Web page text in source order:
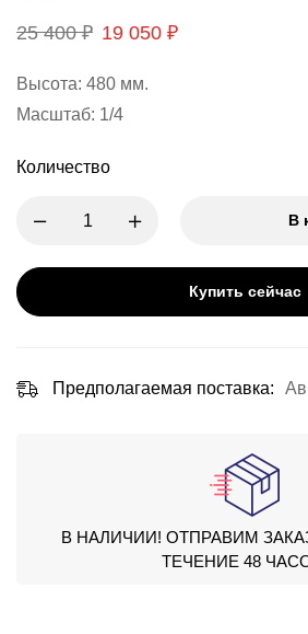
25 400₽ 19 050 ₽
Высота: 480 мм.
Масштаб: 1/4
Количество
В
Купить сейчас
Предполагаемая поставка:
В НАЛИЧИИ! ОТПРАВИМ
ТЕЧЕНИЕ 48